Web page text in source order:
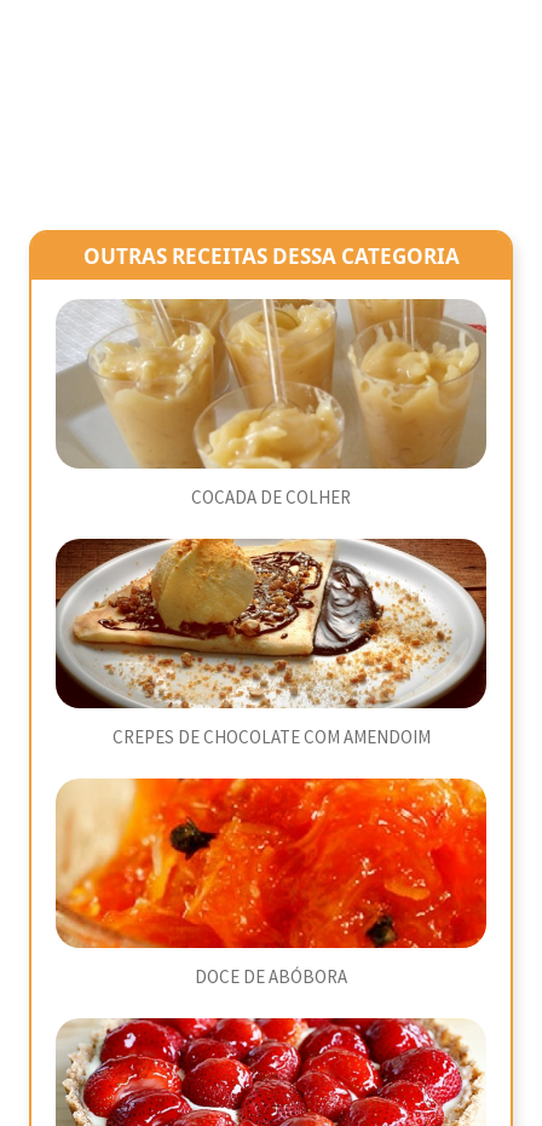
OUTRAS RECEITAS DESSA CATEGORIA
COCADA DE COLHER
CREPES DE CHOCOLATE COM AMENDOIM
DOCE DE ABÓBORA